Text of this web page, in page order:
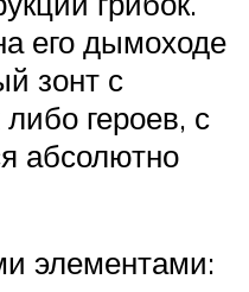
его дымоходе
зонт с
героев, с
абсолютно
элементами: